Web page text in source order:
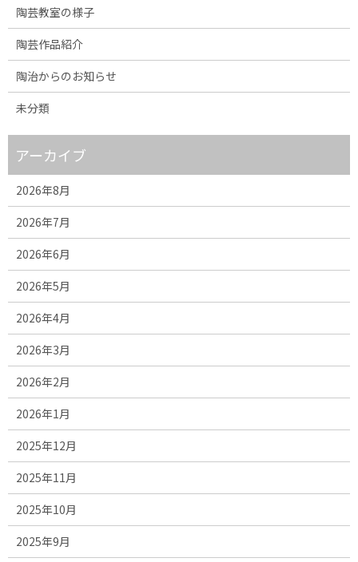
陶芸教室の様子
陶芸作品紹介
陶治からのお知らせ
未分類
アーカイブ
2026年8月
2026年7月
2026年6月
2026年5月
2026年4月
2026年3月
2026年2月
2026年1月
2025年12月
2025年11月
2025年10月
2025年9月